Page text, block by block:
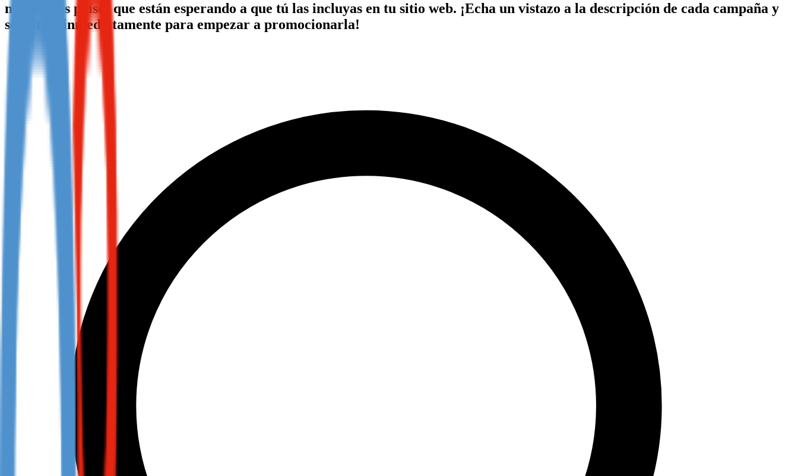
Not already our Publisher?
numerosos países que están esperando a que tú las incluyas en tu sitio web. ¡Echa un vistazo a la descripción de cada campaña y
solicítala inmediatamente para empezar a promocionarla!